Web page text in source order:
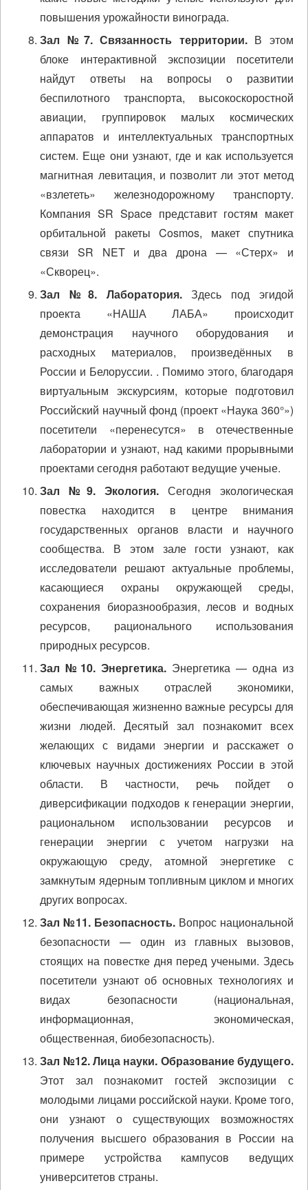
повышения урожайности винограда.
Зал №7. Связанность территории. В этом
блоке интерактивной экспозиции посетители
найдут ответы на вопросы о развитии
беспилотного транспорта, высокоскоростной
авиации, группировок малых космических
аппаратов и интеллектуальных транспортных
систем. Еще они узнают, где и как используется
магнитная левитация, и позволит ли этот метод
«взлететь» железнодорожному транспорту.
Компания SR Space представит гостям макет
орбитальной ракеты Cosmos, макет спутника
связи SR NET и два дрона — «Стерх» и
«Скворец».
Зал №8. Лаборатория.Здесь под эгидой
проекта «НАША ЛАБА» происходит
демонстрация научного оборудования и
расходных материалов, произведённых в
России и Белоруссии. . Помимо этого, благодаря
виртуальным экскурсиям, которые подготовил
Российский научный фонд (проект «Наука 360°»)
посетители «перенесутся» в отечественные
лаборатории и узнают, над какими прорывными
проектами сегодня работают ведущие ученые.
Зал №9. Экология.Сегодня экологическая
повестка находится в центре внимания
государственных органов власти и научного
сообщества. В этом зале гости узнают, как
исследователи решают актуальные проблемы,
касающиеся охраны окружающей среды,
сохранения биоразнообразия, лесов и водных
ресурсов, рационального использования
природных ресурсов.
Зал №10. Энергетика. Энергетика — одна из
самых важных отраслей экономики,
обеспечивающая жизненно важные ресурсы для
жизни людей. Десятый зал познакомит всех
желающих с видами энергии и расскажет о
ключевых научных достижениях России в этой
области. В частности, речь пойдет о
диверсификации подходов к генерации энергии,
рациональном использовании ресурсов и
генерации энергии с учетом нагрузки на
окружающую среду, атомной энергетике с
замкнутым ядерным топливным циклом и многих
других вопросах.
Зал №11. Безопасность. Вопрос национальной
безопасности — один из главных вызовов,
стоящих на повестке дня перед учеными. Здесь
посетители узнают об основных технологиях и
видах безопасности (национальная,
информационная, экономическая,
общественная, биобезопасность).
Зал №12. Лица науки. Образование будущего.
Этот зал познакомит гостей экспозиции с
молодыми лицами российской науки. Кроме того,
они узнают о существующих возможностях
получения высшего образования в России на
примере устройства кампусов ведущих
университетов страны.